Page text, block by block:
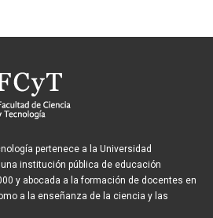
pertenece a la Universidad
institución pública de educación
y abocada a la formación de docentes en
a la enseñanza de la ciencia y las